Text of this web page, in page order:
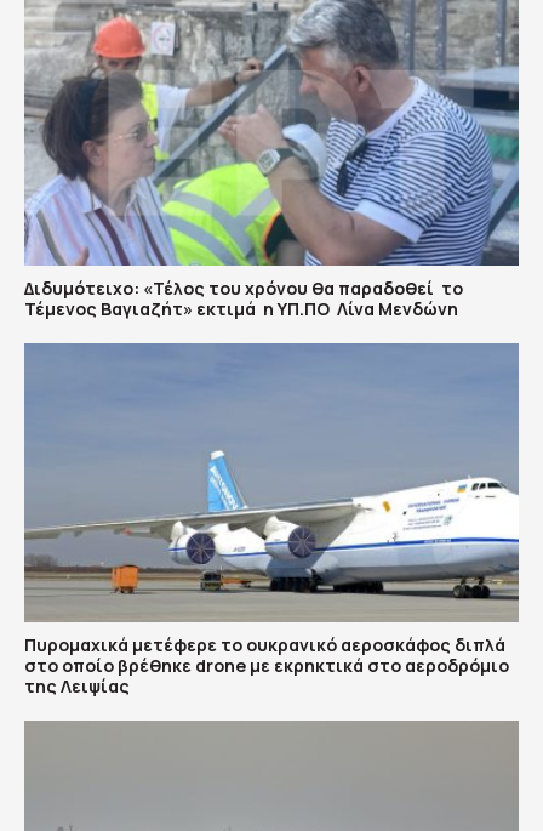
Διδυμότειχο: «Τέλος του χρόνου θα παραδοθεί το
Τέμενος Βαγιαζήτ» εκτιμά η ΥΠ.ΠΟ Λίνα Μενδώνη
Πυρομαχικά μετέφερε το ουκρανικό αεροσκάφος διπλά
στο οποίο βρέθηκε drone με εκρηκτικά στο αεροδρόμιο
της Λειψίας